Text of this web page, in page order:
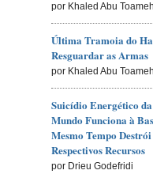
por Khaled Abu Toameh
Última Tramoia do
Resguardar as Armas
por Khaled Abu Toameh
Suicídio Energético
Mundo Funciona à
Mesmo Tempo
Respectivos Recursos
por Drieu Godefridi